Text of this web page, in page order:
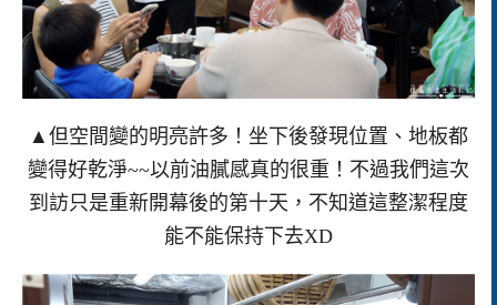
▲但空間變的明亮許多！坐下後發現位置、地板都
變得好乾淨~~以前油膩感真的很重！不過我們這次
到訪只是重新開幕後的第十天，不知道這整潔程度
能不能保持下去XD